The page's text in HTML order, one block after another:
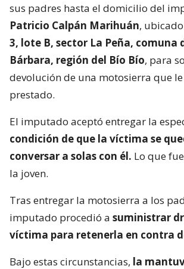
sus padres hasta el domicilio del
Patricio Calpán Marihuán,
3, lote B, sector La Peña, comuna
Bárbara, región del Bío Bío, para
devolución de una motosierra que
prestado.
El imputado aceptó entregar la
condición de que la víctima se
conversar a solas con él. Lo que
la joven.
Tras entregar la motosierra a los
imputado procedió a suministrar
víctima para retenerla en contra
Bajo estas circunstancias, la